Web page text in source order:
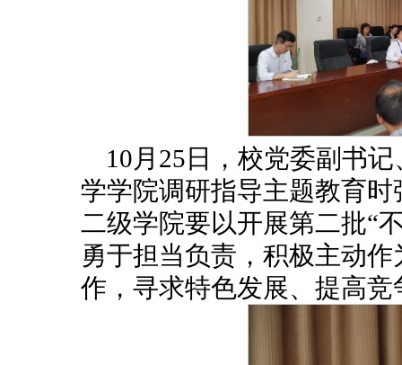
10月25日，校党委副书
学学院调研指导主题教育
二级学院要以开展第二批“
勇于担当负责，积极主动
作，寻求特色发展、提高竞